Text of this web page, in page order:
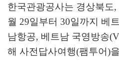
한국관광공사는 경상북도,
월 29일부터 30일까지 베
남항공, 베트남 국영방송
해 사전답사여행(팸투어)